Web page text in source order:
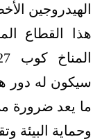
الهيدروجين
هذا القطاع
سيكون له دور
ما يعد ضرورة
وحماية البيئة